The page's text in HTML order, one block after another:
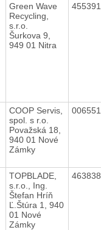
Green Wave
Recycling,
s.r.o.
Šurkova 9,
949 01 Nitra
COOP Servis,
spol. s r.o.
Považská 18,
940 01 Nové
Zámky
TOPBLADE,
s.r.o., Ing.
Štefan Hríň
Ľ.Štúra 1, 940
01 Nové
Zámky